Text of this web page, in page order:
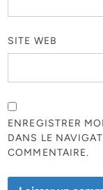
SITE WEB
ENREGISTRER
DANS LE
COMMENTAIRE.